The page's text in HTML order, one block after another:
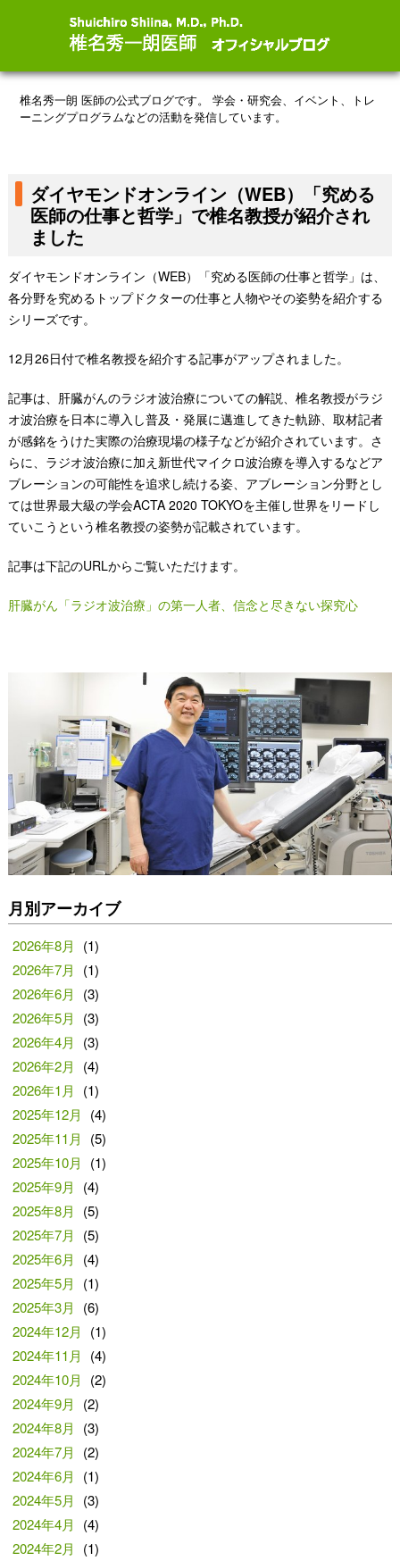
椎名秀一朗 医師の公式ブログです。
学会・研究会、イベント、トレ
ーニングプログラムなどの活動を発信しています。
ダイヤモンドオンライン（WEB）「究める
医師の仕事と哲学」で椎名教授が紹介され
ました
ダイヤモンドオンライン（WEB）「究める医師の仕事と哲学」は、
各分野を究めるトップドクターの仕事と人物やその姿勢を紹介する
シリーズです。
12月26日付で椎名教授を紹介する記事がアップされました。
記事は、肝臓がんのラジオ波治療についての解説、椎名教授がラジ
オ波治療を日本に導入し普及・発展に邁進してきた軌跡、取材記者
が感銘をうけた実際の治療現場の様子などが紹介されています。さ
らに、ラジオ波治療に加え新世代マイクロ波治療を導入するなどア
ブレーションの可能性を追求し続ける姿、アブレーション分野とし
ては世界最大級の学会ACTA 2020 TOKYOを主催し世界をリードし
ていこうという椎名教授の姿勢が記載されています。
記事は下記のURLからご覧いただけます。
肝臓がん「ラジオ波治療」の第一人者、信念と尽きない探究心
月別アーカイブ
2026年8月
(1)
2026年7月
(1)
2026年6月
(3)
2026年5月
(3)
2026年4月
(3)
2026年2月
(4)
2026年1月
(1)
2025年12月
(4)
2025年11月
(5)
2025年10月
(1)
2025年9月
(4)
2025年8月
(5)
2025年7月
(5)
2025年6月
(4)
2025年5月
(1)
2025年3月
(6)
2024年12月
(1)
2024年11月
(4)
2024年10月
(2)
2024年9月
(2)
2024年8月
(3)
2024年7月
(2)
2024年6月
(1)
2024年5月
(3)
2024年4月
(4)
2024年2月
(1)